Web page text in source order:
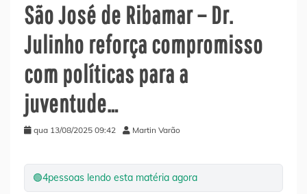
São José de Ribamar – Dr.
Julinho reforça compromisso
com políticas para a
juventude…
qua 13/08/2025 09:42 Martin Varão
🟢4pessoas lendo esta matéria agora